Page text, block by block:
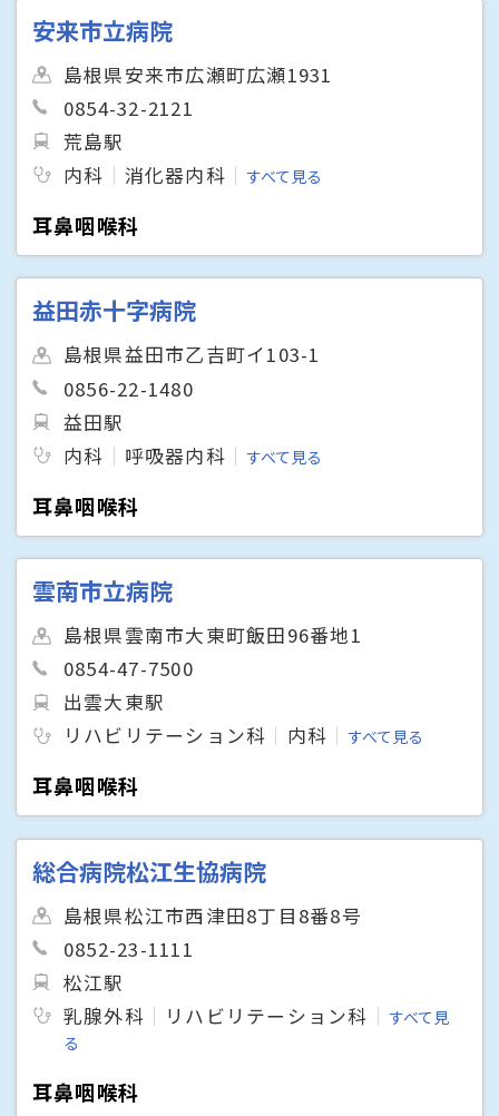
安来市立病院
島根県安来市広瀬町広瀬1931
0854-32-2121
荒島駅
内科
消化器内科 すべて見る
耳鼻咽喉科
益田赤十字病院
島根県益田市乙吉町イ103-1
0856-22-1480
益田駅
内科
呼吸器内科 すべて見る
耳鼻咽喉科
雲南市立病院
島根県雲南市大東町飯田96番地1
0854-47-7500
出雲大東駅
リハビリテーション科
内科 すべて見る
耳鼻咽喉科
総合病院松江生協病院
島根県松江市西津田8丁目8番8号
0852-23-1111
松江駅
乳腺外科
リハビリテーション科
すべて見
る
耳鼻咽喉科